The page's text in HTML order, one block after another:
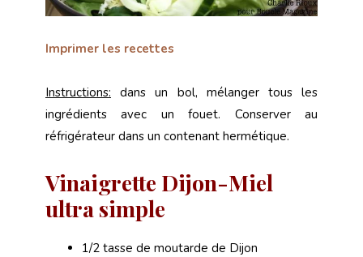
Imprimer les recettes
Instructions: dans un bol, mélanger tous les
ingrédients avec un fouet. Conserver au
réfrigérateur dans un contenant hermétique.
Vinaigrette Dijon-Miel
ultra simple
1/2 tasse de moutarde de Dijon